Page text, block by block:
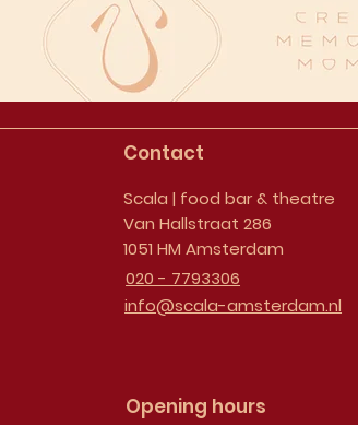
Contact
Scala | food bar & theatre
Van Hallstraat 286
1051 HM Amsterdam
020 - 7793306
info@scala-amsterdam.nl
Opening hours